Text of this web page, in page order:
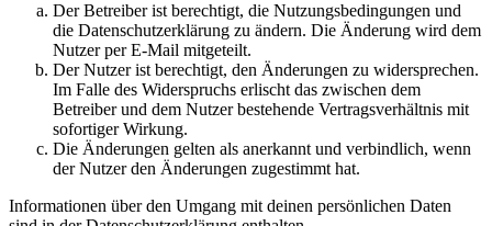
Der Betreiber ist berechtigt, die Nutzungsbedingungen und
die Datenschutzerklärung zu ändern. Die Änderung wird dem
Nutzer per E-Mail mitgeteilt.
Der Nutzer ist berechtigt, den Änderungen zu widersprechen.
Im Falle des Widerspruchs erlischt das zwischen dem
Betreiber und dem Nutzer bestehende Vertragsverhältnis mit
sofortiger Wirkung.
Die Änderungen gelten als anerkannt und verbindlich, wenn
der Nutzer den Änderungen zugestimmt hat.
Informationen über den Umgang mit deinen persönlichen Daten